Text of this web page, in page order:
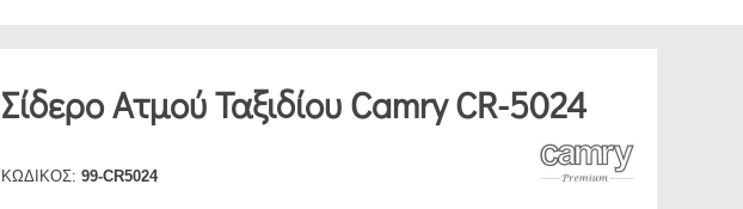
Σίδερο Ατμού Ταξιδίου Camry CR-5024
ΚΩΔΙΚΟΣ: 99-CR5024